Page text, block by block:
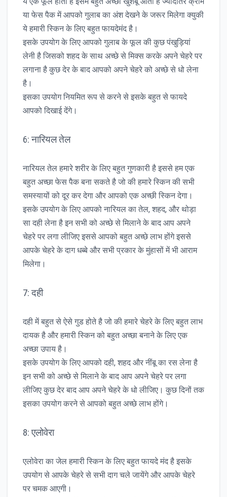
या फेस पैक में आपको गुलाब का अंश देखने के जरूर मिलेगा क्युकी
ये हमारी स्किन के लिए बहुत फायदेमंद है।
इसके उपयोग के लिए आपको गुलाब के फूल की कुछ पंखुड़ियां
लेनी है जिसको शहद के साथ अच्छे से मिक्स करके अपने चेहरे पर
लगाना है कुछ देर के बाद आपको अपने चेहरे को अच्छे से धो लेना
है।
इसका उपयोग नियमित रूप से करने से इसके बहुत से फायदे
आपको दिखाई देंगे।
6: नारियल तेल
नारियल तेल हमारे शरीर के लिए बहुत गुणकारी है इससे हम एक
बहुत अच्छा फेस पैक बना सकते है जो की हमारे स्किन की सभी
समस्यायों को दूर कर देगा और आपको एक अच्छी स्किन देगा।
इसके उपयोग के लिए आपको नारियल का तेल, शहद, और थोड़ा
सा दही लेना है इन सभी को अच्छे से मिलाने के बाद आप अपने
चेहरे पर लगा लीजिए इससे आपको बहुत अच्छे लाभ होंगे इससे
आपके चेहरे के दाग धब्बे और सभी प्रकार के मुंहासों में भी आराम
मिलेगा।
7: दही
दही में बहुत से ऐसे गुड होते है जो की हमारे चेहरे के लिए बहुत लाभ
दायक है और हमारी स्किन को बहुत अच्छा बनाने के लिए एक
अच्छा उपाय है।
इसके उपयोग के लिए आपको दही, शहद और नींबू का रस लेना है
इन सभी को अच्छे से मिलाने के बाद आप अपने चेहरे पर लगा
लीजिए कुछ देर बाद आप अपने चेहरे के धो लीजिए। कुछ दिनों तक
इसका उपयोग करने से आपको बहुत अच्छे लाभ होंगे।
8: एलोवेरा
एलोवेरा का जेल हमारी स्किन के लिए बहुत फायदे मंद है इसके
उपयोग से आपके चेहरे से सभी दाग चले जायेंगे और आपके चेहरे
पर चमक आएगी।